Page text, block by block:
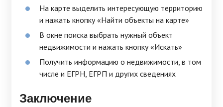
На карте выделить интересующую территорию
и нажать кнопку «Найти объекты на карте»
В окне поиска выбрать нужный объект
недвижимости и нажать кнопку «Искать»
Получить информацию о недвижимости, в том
числе и ЕГРН, ЕГРП и других сведениях
Заключение